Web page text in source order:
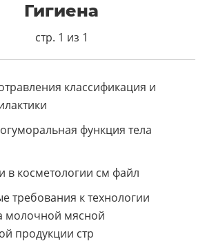
Гигиена
стр. 1 из 1
классификация и
функция тела
в косметологии см файл
требования к технологии
молочной мясной
продукции стр